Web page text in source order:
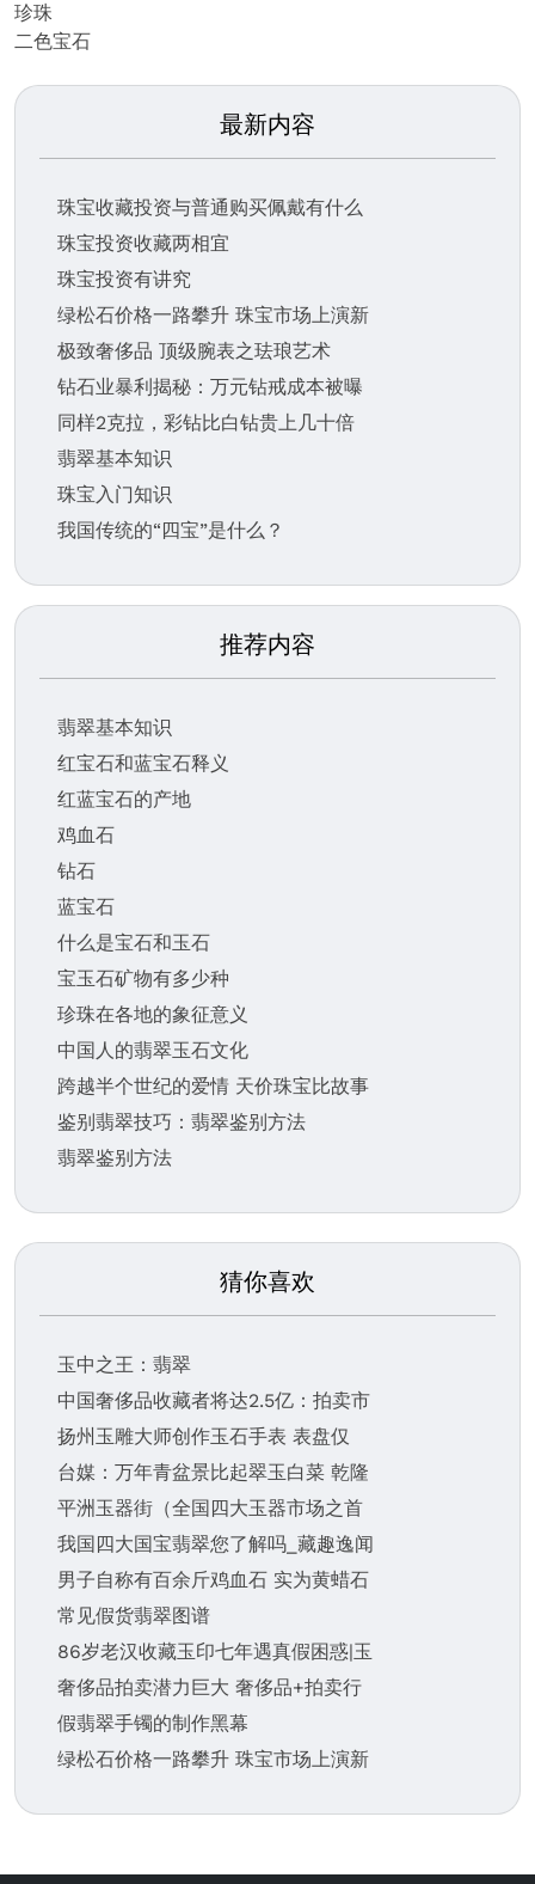
珍珠
二色宝石
最新内容
珠宝收藏投资与普通购买佩戴有什么
珠宝投资收藏两相宜
珠宝投资有讲究
绿松石价格一路攀升 珠宝市场上演新
极致奢侈品 顶级腕表之珐琅艺术
钻石业暴利揭秘：万元钻戒成本被曝
同样2克拉，彩钻比白钻贵上几十倍
翡翠基本知识
珠宝入门知识
我国传统的“四宝”是什么？
推荐内容
翡翠基本知识
红宝石和蓝宝石释义
红蓝宝石的产地
鸡血石
钻石
蓝宝石
什么是宝石和玉石
宝玉石矿物有多少种
珍珠在各地的象征意义
中国人的翡翠玉石文化
跨越半个世纪的爱情 天价珠宝比故事
鉴别翡翠技巧：翡翠鉴别方法
翡翠鉴别方法
猜你喜欢
玉中之王：翡翠
中国奢侈品收藏者将达2.5亿：拍卖市
扬州玉雕大师创作玉石手表 表盘仅
台媒：万年青盆景比起翠玉白菜 乾隆
平洲玉器街（全国四大玉器市场之首
我国四大国宝翡翠您了解吗_藏趣逸闻
男子自称有百余斤鸡血石 实为黄蜡石
常见假货翡翠图谱
86岁老汉收藏玉印七年遇真假困惑|玉
奢侈品拍卖潜力巨大 奢侈品+拍卖行
假翡翠手镯的制作黑幕
绿松石价格一路攀升 珠宝市场上演新